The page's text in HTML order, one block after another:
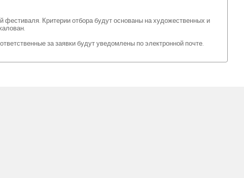
Критерии отбора будут основаны на художественных и
за заявки будут уведомлены по электронной почте.